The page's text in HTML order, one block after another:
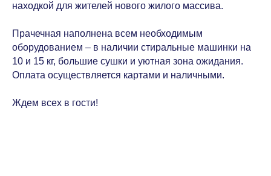
находкой для жителей нового жилого массива.
Прачечная наполнена всем необходимым
оборудованием – в наличии стиральные машинки на
10 и 15 кг, большие сушки и уютная зона ожидания.
Оплата осуществляется картами и наличными.
Ждем всех в гости!